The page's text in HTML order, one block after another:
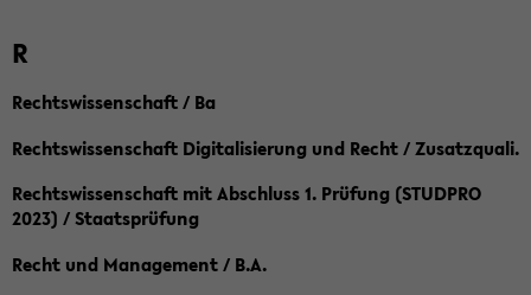
R
Rechtswissenschaft / Ba
Rechtswissenschaft Digitalisierung und Recht / Zusatzquali.
Rechtswissenschaft mit Abschluss 1. Prüfung (STUDPRO
2023) / Staatsprüfung
Recht und Management / B.A.